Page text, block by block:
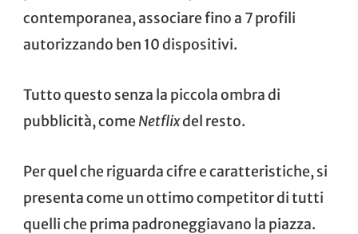
contemporanea, associare fino a 7 profili
autorizzando ben 10 dispositivi.
Tutto questo senza la piccola ombra di
pubblicità, come Netflixdel resto.
Per quel che riguarda cifre e caratteristiche, si
presenta come un ottimo competitor di tutti
quelli che prima padroneggiavano la piazza.